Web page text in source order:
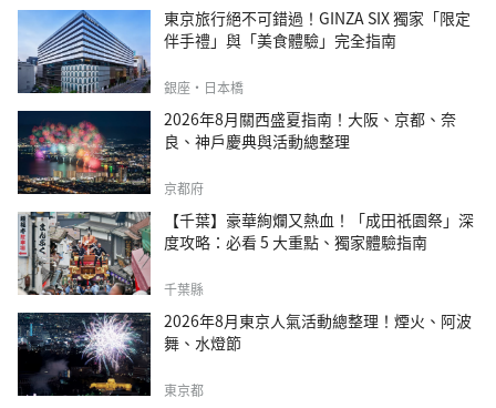
東京旅行絕不可錯過！GINZA SIX 獨家「限定
伴手禮」與「美食體驗」完全指南
銀座・日本橋
2026年8月關西盛夏指南！大阪、京都、奈
良、神戶慶典與活動總整理
京都府
【千葉】豪華絢爛又熱血！「成田祇園祭」深
度攻略：必看 5 大重點、獨家體驗指南
千葉縣
2026年8月東京人氣活動總整理！煙火、阿波
舞、水燈節
東京都